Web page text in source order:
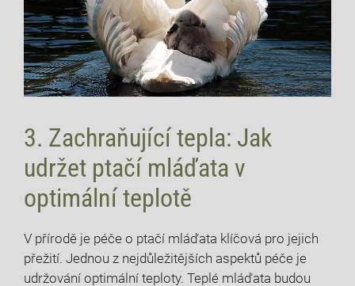
3. Zachraňující tepla: Jak
udržet ptačí mláďata v
optimální teplotě
V přírodě je péče o ptačí mláďata klíčová pro jejich
přežití. Jednou z nejdůležitějších aspektů péče je
udržování optimální teploty. Teplé mláďata budou